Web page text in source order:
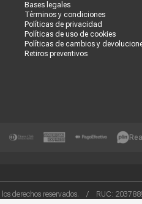
Bases legales
Términos y condiciones
Políticas de privacidad
Políticas de uso de cookies
Políticas de cambios y
Retiros preventivos
los derechos reservados. / RUC: